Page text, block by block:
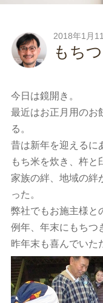
2018年1月
もち
今日は鏡開き。
最近はお正月用のお
る。
昔は新年を迎えるに
もち米を炊き、杵と
家族の絆、地域の絆
った。
弊社でもお施主様と
例年、年末にもちつ
昨年末も喜んでいた